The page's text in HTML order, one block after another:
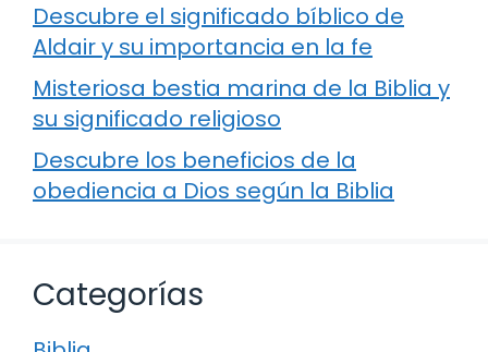
Descubre el significado bíblico de
Aldair y su importancia en la fe
Misteriosa bestia marina de la Biblia y
su significado religioso
Descubre los beneficios de la
obediencia a Dios según la Biblia
Categorías